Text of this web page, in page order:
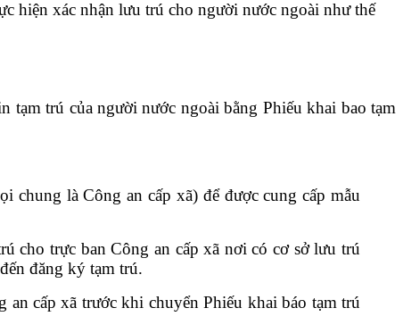
hiện xác nhận lưu trú cho người nước ngoài như thế
trú của người nước ngoài bằng Phiếu khai bao tạm
chung là Công an cấp xã) để được cung cấp mẫu
cho trực ban Công an cấp xã nơi có cơ sở lưu trú
đăng ký tạm trú.
cấp xã trước khi chuyển Phiếu khai báo tạm trú